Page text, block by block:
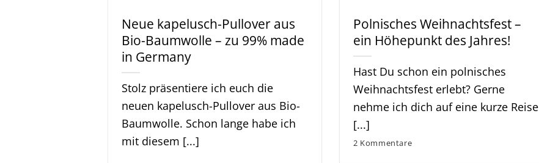
Neue kapelusch-Pullover aus
Bio-Baumwolle – zu 99% made
in Germany
Stolz präsentiere ich euch die
neuen kapelusch-Pullover aus Bio-
Baumwolle. Schon lange habe ich
mit diesem [...]
Polnisches Weihnachtsfest –
ein Höhepunkt des Jahres!
Hast Du schon ein polnisches
Weihnachtsfest erlebt? Gerne
nehme ich dich auf eine kurze Reise
[...]
2 Kommentare